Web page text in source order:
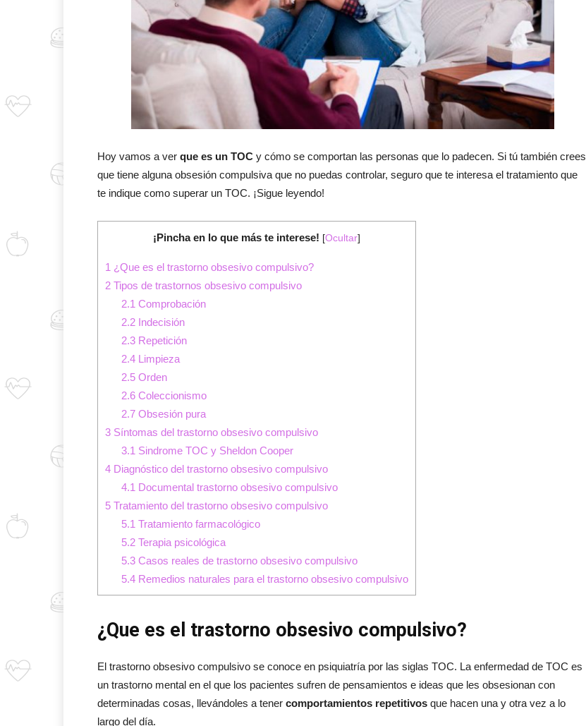
Hoy vamos a ver que es un TOC y cómo se comportan las personas que lo padecen. Si tú también crees
que tiene alguna obsesión compulsiva que no puedas controlar, seguro que te interesa el tratamiento que
te indique como superar un TOC. ¡Sigue leyendo!
¡Pincha en lo que más te interese! [Ocultar]
1 ¿Que es el trastorno obsesivo compulsivo?
2 Tipos de trastornos obsesivo compulsivo
2.1 Comprobación
2.2Indecisión
2.3Repetición
2.4Limpieza
2.5Orden
2.6Coleccionismo
2.7Obsesión pura
3 Síntomas del trastorno obsesivo compulsivo
3.1 Sindrome TOC y Sheldon Cooper
4 Diagnóstico del trastorno obsesivo compulsivo
4.1 Documental trastorno obsesivo compulsivo
5 Tratamiento del trastorno obsesivo compulsivo
5.1 Tratamiento farmacológico
5.2Terapia psicológica
5.3Casos reales de trastorno obsesivo compulsivo
5.4Remedios naturales para el trastorno obsesivo compulsivo
¿Que es el trastorno obsesivo compulsivo?
El trastorno obsesivo compulsivo se conoce en psiquiatría por las siglas TOC. La enfermedad de TOC es
un trastorno mental en el que los pacientes sufren de pensamientos e ideas que les obsesionan con
determinadas cosas, llevándoles a tener comportamientos repetitivos que hacen una y otra vez a lo
largo del día.